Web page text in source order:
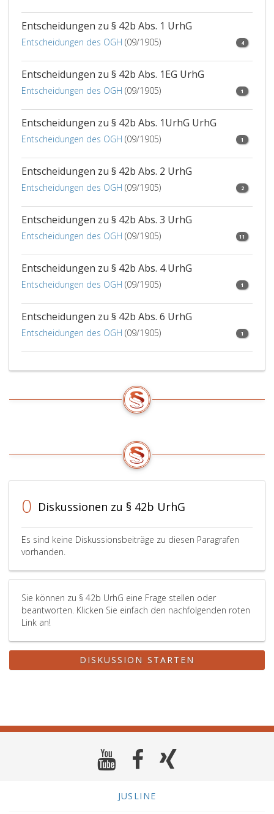
Entscheidungen zu § 42b Abs. 1 UrhG
Entscheidungen des OGH (09/1905) 4
Entscheidungen zu § 42b Abs. 1EG UrhG
Entscheidungen des OGH (09/1905) 1
Entscheidungen zu § 42b Abs. 1UrhG UrhG
Entscheidungen des OGH (09/1905) 1
Entscheidungen zu § 42b Abs. 2 UrhG
Entscheidungen des OGH (09/1905) 2
Entscheidungen zu § 42b Abs. 3 UrhG
Entscheidungen des OGH (09/1905) 11
Entscheidungen zu § 42b Abs. 4 UrhG
Entscheidungen des OGH (09/1905) 1
Entscheidungen zu § 42b Abs. 6 UrhG
Entscheidungen des OGH (09/1905) 1
0 Diskussionen zu § 42b UrhG
Es sind keine Diskussionsbeiträge zu diesen Paragrafen
vorhanden.
Sie können zu § 42b UrhG eine Frage stellen oder
beantworten. Klicken Sie einfach den nachfolgenden roten
Link an!
DISKUSSION STARTEN
JUSLINE